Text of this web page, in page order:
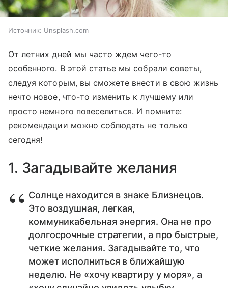
Источник: Unsplash.com
От летних дней мы часто ждем чего-то
особенного. В этой статье мы собрали советы,
следуя которым, вы сможете внести в свою жизнь
нечто новое, что-то изменить к лучшему или
просто немного повеселиться. И помните:
рекомендации можно соблюдать не только
сегодня!
1. Загадывайте желания
Солнце находится в знаке Близнецов.
Это воздушная, легкая,
коммуникабельная энергия. Она не про
долгосрочные стратегии, а про быстрые,
четкие желания. Загадывайте то, что
может исполниться в ближайшую
неделю. Не «хочу квартиру у моря», а